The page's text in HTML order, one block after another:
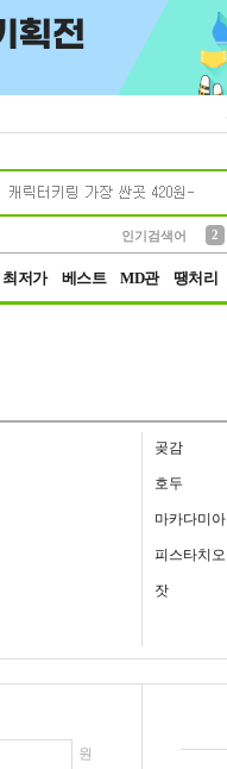
인기검색어
2
최저가 베스트 MD관 땡처리
곶감
호두
마카다미아
피스타치오
잣
원